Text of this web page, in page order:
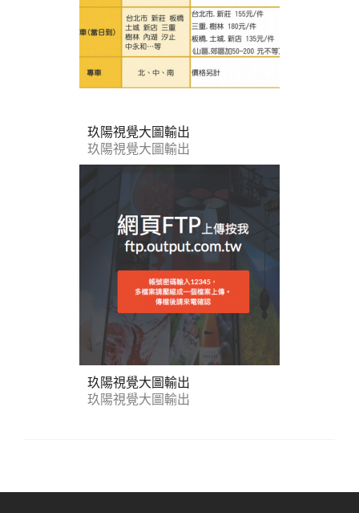
玖陽視覺大圖輸出
玖陽視覺大圖輸出
玖陽視覺大圖輸出
玖陽視覺大圖輸出